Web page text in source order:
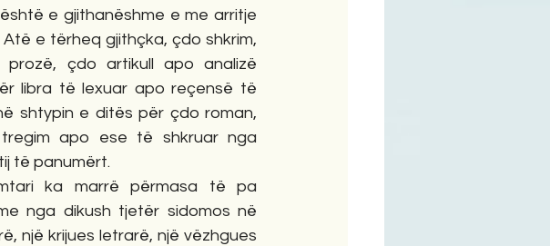
e gjithanëshme e me arritje
Atë e tërheq gjithçka, çdo shkrim,
prozë, çdo artikull apo analizë
libra të lexuar apo reçensë të
shtypin e ditës për çdo roman,
tregim apo ese të shkruar nga
të panumërt.
ka marrë përmasa të pa
nga dikush tjetër sidomos në
një krijues letrarë, një vëzhgues